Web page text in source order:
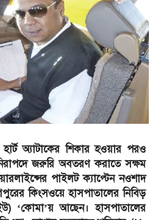
অ্যাটাকের শিকার হওয়ার পরও
জরুরি অবতরণ করাতে সক্ষম
পাইলট ক্যাপ্টেন নওশাদ
কিংসওয়ে হাসপাতালের নিবিড়
‘কোমা’য় আছেন। হাসপাতালের